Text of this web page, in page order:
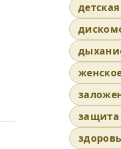
защита